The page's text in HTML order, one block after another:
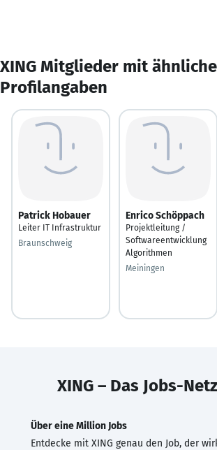
XING Mitglieder mit
Profilangaben
Patrick Hobauer
Leiter IT Infrastruktur
Braunschweig
Enrico Schöppach
Projektleitung /
Softwareentwicklung
Algorithmen
Meiningen
XING – Das Jobs-
Über eine Million Jobs
Entdecke mit XING genau den Job, der